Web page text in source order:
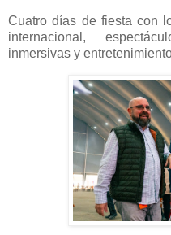
Cuatro días de fiesta con
internacional,
inmersivas y